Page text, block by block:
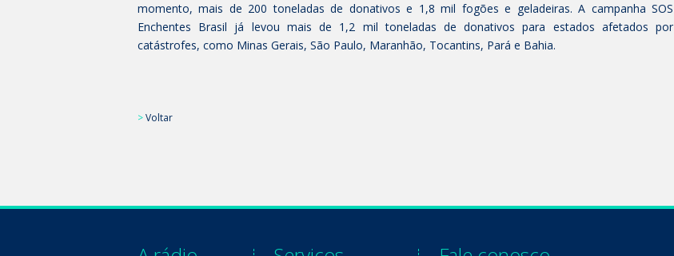
momento, mais de 200 toneladas de donativos e 1,8 mil fogões e geladeiras. A campanha SOS
Enchentes Brasil já levou mais de 1,2 mil toneladas de donativos para estados afetados por
catástrofes, como Minas Gerais, São Paulo, Maranhão, Tocantins, Pará e Bahia.
>Voltar